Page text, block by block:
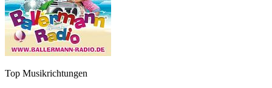
Top Musikrichtungen